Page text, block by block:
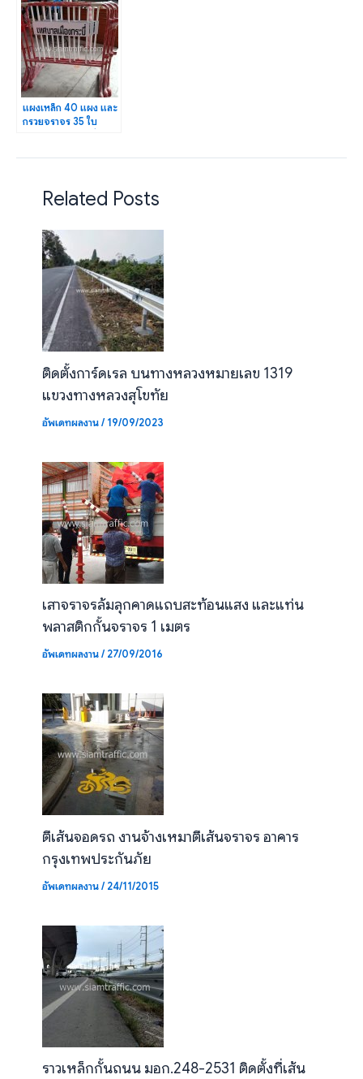
แผงเหล็ก 40 แผง และ
กรวยจราจร 35 ใบ
Related Posts
ติดตั้งการ์ดเรล บนทางหลวงหมายเลข 1319
แขวงทางหลวงสุโขทัย
อัพเดทผลงาน/19/09/2023
เสาจราจรล้มลุกคาดแถบสะท้อนแสง และแท่น
พลาสติกกั้นจราจร 1 เมตร
อัพเดทผลงาน/27/09/2016
ตีเส้นจอดรถ งานจ้างเหมาตีเส้นจราจร อาคาร
กรุงเทพประกันภัย
อัพเดทผลงาน/24/11/2015
ราวเหล็กกั้นถนน มอก.248-2531 ติดตั้งที่เส้น